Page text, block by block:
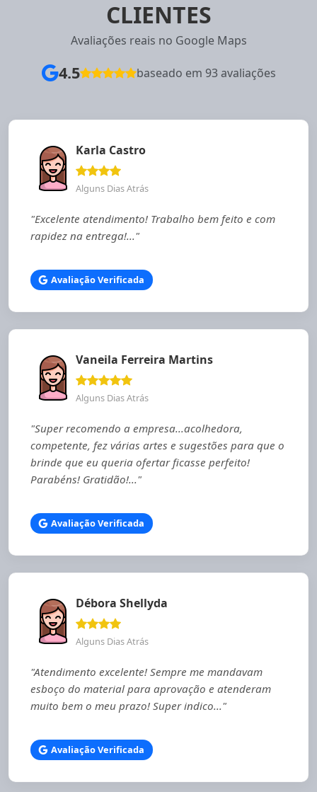
CLIENTES
Avaliações reais no Google Maps
4.5 baseado em 93 avaliações
Karla Castro
Alguns Dias Atrás
"Excelente atendimento! Trabalho bem feito e com
rapidez na entrega!..."
Avaliação Verificada
Vaneila Ferreira Martins
Alguns Dias Atrás
"Super recomendo a empresa...acolhedora,
competente, fez várias artes e sugestões para que o
brinde que eu queria ofertar ficasse perfeito!
Parabéns! Gratidão!..."
Avaliação Verificada
Débora Shellyda
Alguns Dias Atrás
"Atendimento excelente! Sempre me mandavam
esboço do material para aprovação e atenderam
muito bem o meu prazo! Super indico..."
Avaliação Verificada